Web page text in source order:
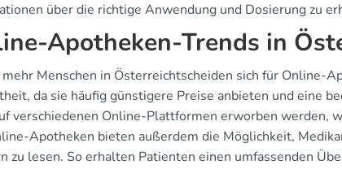
über die richtige Anwendung und Dosierung zu
Apotheken-Trends in
Menschen in Österreichtscheiden sich für Online-
da sie häufig günstigere Preise anbieten und eine
verschiedenen Online-Plattformen erworben werden,
Apotheken bieten außerdem die Möglichkeit,
zu lesen. So erhalten Patienten einen umfassenden